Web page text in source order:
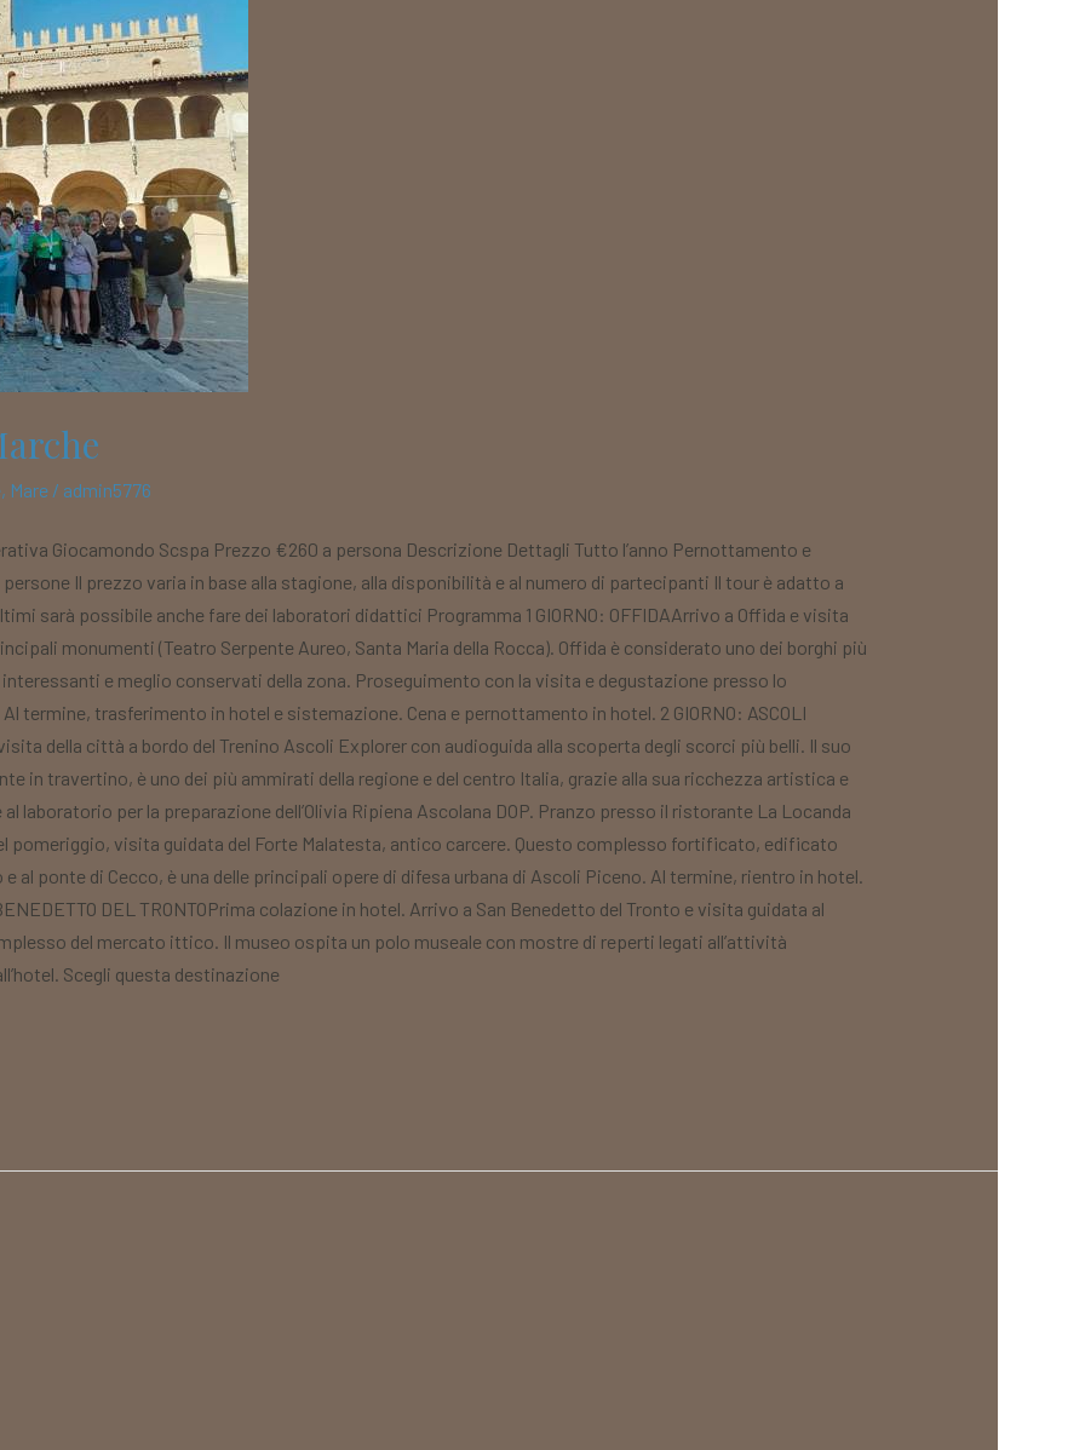
, Mare/ admin5776
Giocamondo Scspa Prezzo €260 a persona Descrizione Dettagli Tutto l’anno Pernottamento e
Il prezzo varia in base alla stagione, alla disponibilità e al numero di partecipanti Il tour è adatto a
sarà possibile anche fare dei laboratori didattici Programma 1 GIORNO: OFFIDAArrivo a Offida e visita
monumenti (Teatro Serpente Aureo, Santa Maria della Rocca). Offida è considerato uno dei borghi più
e meglio conservati della zona. Proseguimento con la visita e degustazione presso lo
termine, trasferimento in hotel e sistemazione. Cena e pernottamento in hotel. 2 GIORNO: ASCOLI
della città a bordo del Trenino Ascoli Explorer con audioguida alla scoperta degli scorci più belli. Il suo
in travertino, è uno dei più ammirati della regione e del centro Italia, grazie alla sua ricchezza artistica e
per la preparazione dell’Olivia Ripiena Ascolana DOP. Pranzo presso il ristorante La Locanda
pomeriggio, visita guidata del Forte Malatesta, antico carcere. Questo complesso fortificato, edificato
al ponte di Cecco, è una delle principali opere di difesa urbana di Ascoli Piceno. Al termine, rientro in hotel.
DEL TRONTOPrima colazione in hotel. Arrivo a San Benedetto del Tronto e visita guidata al
del mercato ittico. Il museo ospita un polo museale con mostre di reperti legati all’attività
Scegli questa destinazione